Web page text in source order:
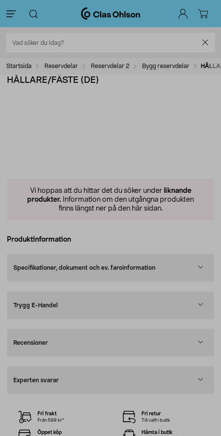
Startsida Reservdelar Reservdelar 2 Bygg reservdelar
HÅLLARE/FÄSTE (DE)
Vi hoppas att du hittar det du söker under liknande
produkter. Information om den utgångna produkten
finns längst ner på den här sidan.
Produktinformation
Specifikationer, dokument och ev. faroinformation
Trygg E-Handel
Recensioner
Experten svarar
Fri frakt
Från 599 kr*
Fri retur
Till valfri butik
Öppet köp Hämta i butik